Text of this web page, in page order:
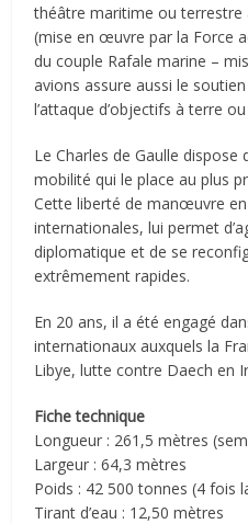
théâtre maritime ou terrestre
(mise en œuvre par la Force
du couple Rafale marine –
avions assure aussi le
l’attaque d’objectifs à terre
Le Charles de Gaulle dispose
mobilité qui le place au plus
Cette liberté de manœuvre
internationales, lui permet
diplomatique et de se
extrêmement rapides.
En 20 ans, il a été engagé
internationaux auxquels la
Libye, lutte contre Daech en
Fiche technique
Longueur : 261,5 mètres
Largeur : 64,3 mètres
Poids : 42 500 tonnes (4 fois
Tirant d’eau : 12,50 mètres